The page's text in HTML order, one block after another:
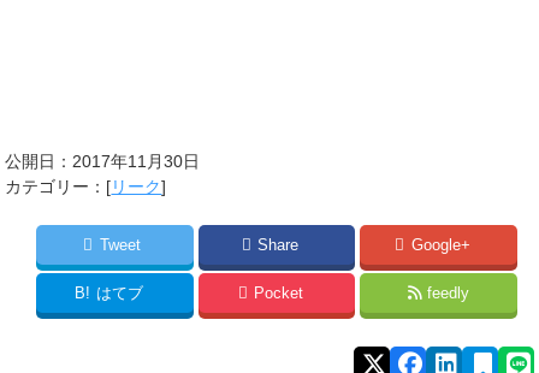
公開日： 2017年11月30日
カテゴリー：[リーク]
Tweet Share Google+
B! はてブ Pocket feedly